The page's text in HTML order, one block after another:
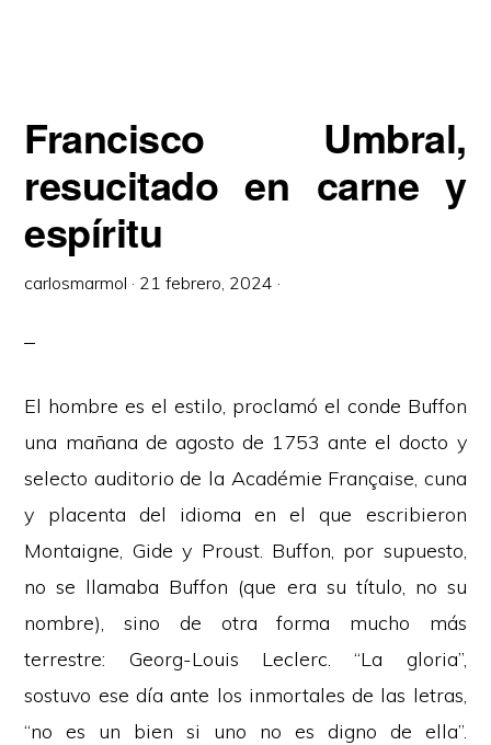
Francisco Umbral,
resucitado en carne y
espíritu
carlosmarmol · 21 febrero, 2024 ·
El hombre es el estilo, proclamó el conde Buffon
una mañana de agosto de 1753 ante el docto y
selecto auditorio de la Académie Française, cuna
y placenta del idioma en el que escribieron
Montaigne, Gide y Proust. Buffon, por supuesto,
no se llamaba Buffon (que era su título, no su
nombre), sino de otra forma mucho más
terrestre: Georg-Louis Leclerc. “La gloria”,
sostuvo ese día ante los inmortales de las letras,
“no es un bien si uno no es digno de ella”.